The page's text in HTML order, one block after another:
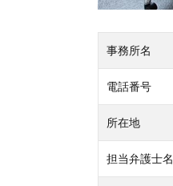
事務所名
電話番号
所在地
担当弁護士名